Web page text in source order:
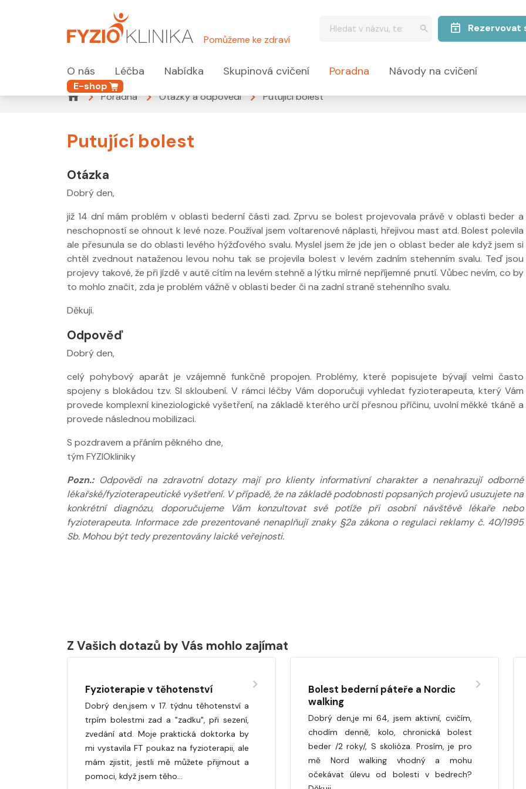
Pomůžeme ke zdraví
Rezervovat
O nás Léčba Nabídka Skupinová cvičení Poradna Návody na cvičení
E-shop
Poradna
Otázky a odpovědi Putující bolest
Putující bolest
Otázka
Dobrý den,
již 14 dní mám problém v oblasti bederní části zad. Zprvu se bolest projevovala právě v oblasti beder a
neschopností se ohnout k levé noze. Používal jsem voltarenové náplasti, hřejivou mast atd. Bolest polevila
ale přesunula se do oblasti levého hýžďového svalu. Myslel jsem že jde jen o oblast beder ale když jsem si
chtěl zvednout nataženou levou nohu tak se projevila bolest v levém zadním stehenním svalu. Teď jsou
projevy takové, že při jízdě v autě cítím na levém stehně a lýtku mírné nepříjemné pnutí. Vůbec nevím, co by
to mohlo značit, zda je problém vážně v oblasti beder či na zadní straně stehenního svalu.
Děkuji.
Odpověď
Dobrý den,
celý pohybový aparát je vzájemně funkčně propojen. Problémy, které popisujete bývají velmi často
spojeny s blokádou tzv. SI skloubení. V rámci léčby Vám doporučuji vyhledat fyzioterapeuta, který Vám
provede komplexní kineziologické vyšetření, na základě kterého určí přesnou příčinu, uvolní měkké tkáně a
provede následnou mobilizaci.
S pozdravem a přáním pěkného dne,
tým FYZIOkliniky
Pozn.:Odpovědi na zdravotní dotazy mají pro klienty informativní charakter a nenahrazují odborné
lékařské/fyzioterapeutické vyšetření. V případě, že na základě podobnosti popsaných projevů usuzujete na
konkrétní diagnózu, doporučujeme Vám konzultovat své potíže při osobní návštěvě lékaře nebo
fyzioterapeuta. Informace zde prezentované nenaplňují znaky §2a zákona o regulaci reklamy č. 40/1995
Sb. Mohou být tedy prezentovány laické veřejnosti.
Nabídka masáží
Nabídka masáží
Z Vašich dotazů by Vás mohlo zajímat
Fyzioterapie v těhotenství
Dobrý den,jsem v 17. týdnu těhotenství a
trpím bolestmi zad a "zadku", při sezení,
zvedání atd. Moje praktická doktorka by
mi vystavila FT poukaz na fyzioterapii, ale
mám zjistit, jestli mě můžete přijmout a
pomoci, když jsem těho…
Bolest bederní páteře a Nordic
walking
Dobrý den,je mi 64, jsem aktivní, cvičím,
chodím denně, kolo, chronická bolest
beder /2 roky/, S skolióza. Prosím, je pro
mě Nord walking vhodný a mohu
očekávat úlevu od bolesti v bedrech?